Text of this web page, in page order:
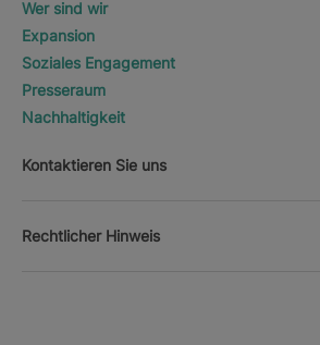
Wer sind wir
Expansion
Soziales Engagement
Presseraum
Nachhaltigkeit
Kontaktieren Sie uns
Rechtlicher Hinweis